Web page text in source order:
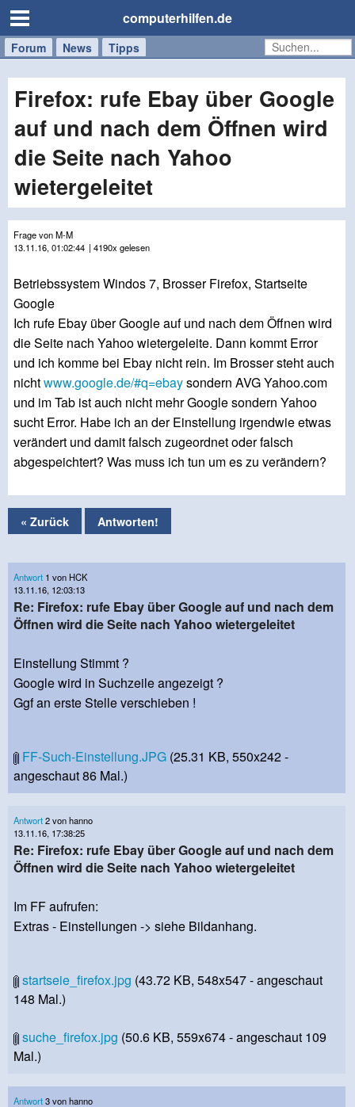
computerhilfen.de
Forum News Tipps
Handy
Tablet
Windows
Mac
Firefox: rufe Ebay über Google
auf und nach dem Öffnen wird
die Seite nach Yahoo
wietergeleitet
Frage von M-M
13.11.16, 01:02:44 | 4190x gelesen
Betriebssystem Windos 7, Brosser Firefox, Startseite
Google
Ich rufe Ebay über Google auf und nach dem Öffnen wird
die Seite nach Yahoo wietergeleite. Dann kommt Error
und ich komme bei Ebay nicht rein. Im Brosser steht auch
nichtwww.google.de/#q=ebaysondern AVG Yahoo.com
und im Tab ist auch nicht mehr Google sondern Yahoo
sucht Error. Habe ich an der Einstellung irgendwie etwas
verändert und damit falsch zugeordnet oder falsch
abgespeichtert? Was muss ich tun um es zu verändern?
« Zurück Antworten!
Antwort 1 von HCK
13.11.16, 12:03:13
Re: Firefox: rufe Ebay über Google auf und nach dem
Öffnen wird die Seite nach Yahoo wietergeleitet
Einstellung Stimmt ?
Google wird in Suchzeile angezeigt ?
Ggf an erste Stelle verschieben !
FF-Such-Einstellung.JPG (25.31 KB, 550x242 -
angeschaut 86 Mal.)
Antwort2 von hanno
13.11.16, 17:38:25
Re: Firefox: rufe Ebay über Google auf und nach dem
Öffnen wird die Seite nach Yahoo wietergeleitet
Im FF aufrufen:
Extras - Einstellungen -> siehe Bildanhang.
startseie_firefox.jpg (43.72 KB, 548x547 - angeschaut
148 Mal.)
suche_firefox.jpg (50.6 KB, 559x674 - angeschaut 109
Mal.)
Antwort3 von hanno